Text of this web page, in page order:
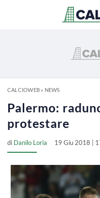
CALCIOWEB» NEWS
Palermo:
protestare
di Danilo Loria 19 Giu 2018 |